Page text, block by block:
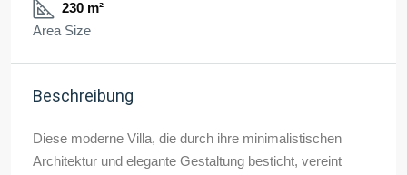
230 m²
Area Size
Beschreibung
Diese moderne Villa, die durch ihre minimalistischen
Architektur und elegante Gestaltung besticht, vereint